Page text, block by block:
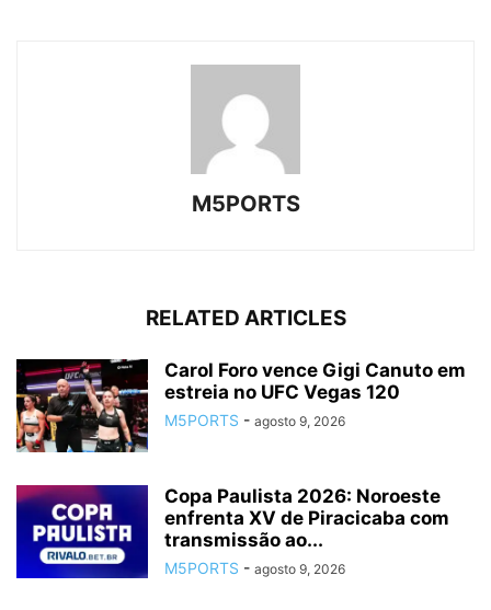
M5PORTS
RELATED ARTICLES
Carol Foro vence Gigi Canuto em
estreia no UFC Vegas 120
M5PORTS - agosto 9, 2026
Copa Paulista 2026: Noroeste
enfrenta XV de Piracicaba com
transmissão ao...
M5PORTS - agosto 9, 2026